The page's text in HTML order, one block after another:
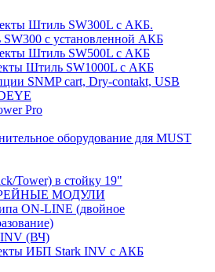
Штиль SW300L с АКБ.
с установленной АКБ
Штиль SW500L с АКБ
Штиль SW1000L с АКБ
SNMP cart, Dry-contakt, USB
Pro
оборудование для MUST
Tower) в стойку 19"
МОДУЛИ
ON-LINE (двойное
(ВЧ)
ИБП Stark INV с АКБ